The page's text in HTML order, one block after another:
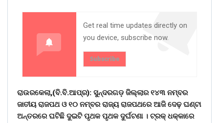
Get real time updates directly on
you device, subscribe now.
Subscribe
ରାଉରକେଲା,(ବି.ବି.ଆପ୍ର): ସୁନ୍ଦରଗଡ଼ ଜିଲ୍ଲାର ୧୪୩ ନମ୍ବର
ଜାତୀୟ ରାଜପଥ ଓ ୧୦ ନମ୍ବର ରାଜ୍ୟ ରାଜପଥରେ ଆଜି ଦେଢ଼ ଘଣ୍ଟା
ଅନ୍ତରରେ ଘଟିଛି ଦୁଇଟି ପୃଥକ ପୃଥକ ଦୁର୍ଘଟଣା । ଟ୍ରକ୍ ଧକ୍କାରେ